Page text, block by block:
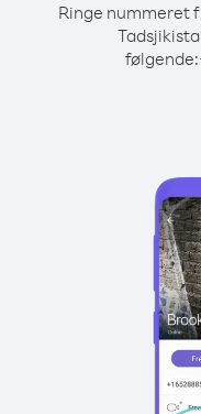
Ringe nummeret
følgende: